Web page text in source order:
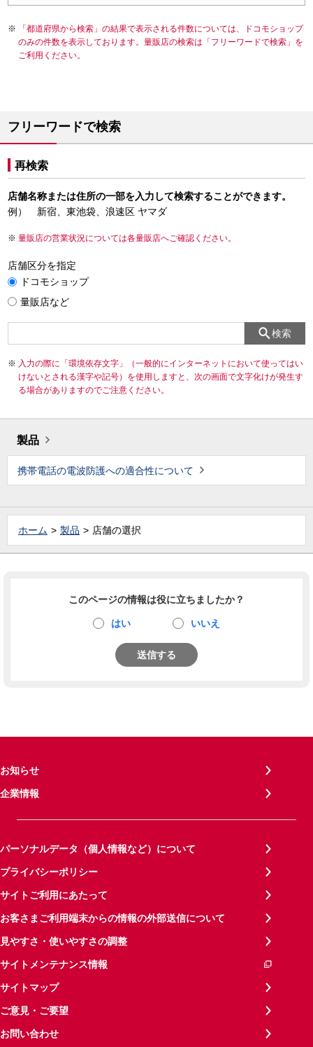
「都道府県から検索」の結果で表示される件数については、ドコモショップ
のみの件数を表示しております。量販店の検索は「フリーワードで検索」を
ご利用ください。
フリーワードで検索
再検索
店舗名称または住所の一部を入力して検索することができます。
例） 新宿、東池袋、浪速区 ヤマダ
量販店の営業状況については各量販店へご確認ください。
店舗区分を指定
ドコモショップ
量販店など
検索
入力の際に「環境依存文字」（一般的にインターネットにおいて使ってはい
けないとされる漢字や記号）を使用しますと、次の画面で文字化けが発生す
る場合がありますのでご注意ください。
製品
携帯電話の電波防護への適合性について
ホーム 製品 店舗の選択
このページの情報は役に立ちましたか？
はい いいえ
送信する
お知らせ
企業情報
パーソナルデータ（個人情報など）について
プライバシーポリシー
サイトご利用にあたって
お客さまご利用端末からの情報の外部送信について
見やすさ・使いやすさの調整
サイトメンテナンス情報
サイトマップ
ご意見・ご要望
お問い合わせ